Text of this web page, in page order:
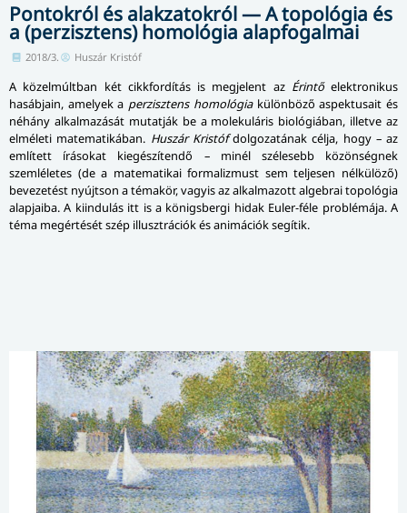
Pontokról és alakzatokról — A topológia és
a (perzisztens) homológia alapfogalmai
2018/3. Huszár Kristóf
A közelmúltban két cikkfordítás is megjelent az Érintőelektronikus
hasábjain, amelyek a perzisztens homológiakülönböző aspektusait és
néhány alkalmazását mutatják be a molekuláris biológiában, illetve az
elméleti matematikában. Huszár Kristófdolgozatának célja, hogy – az
említett írásokat kiegészítendő – minél szélesebb közönségnek
szemléletes (de a matematikai formalizmust sem teljesen nélkülöző)
bevezetést nyújtson a témakör, vagyis az alkalmazott algebrai topológia
alapjaiba. A kiindulás itt is a königsbergi hidak Euler-féle problémája. A
téma megértését szép illusztrációk és animációk segítik.